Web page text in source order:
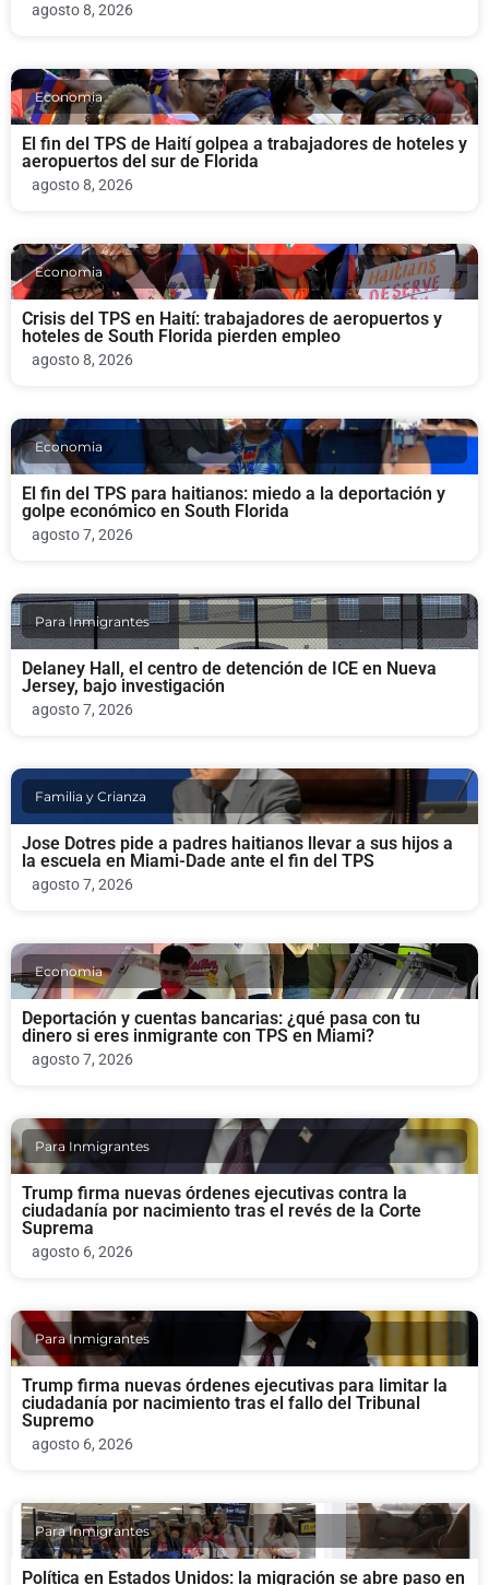
agosto 8, 2026
Economia
El fin del TPS de Haití golpea a trabajadores de hoteles y
aeropuertos del sur de Florida
agosto 8, 2026
Economia
Crisis del TPS en Haití: trabajadores de aeropuertos y
hoteles de South Florida pierden empleo
agosto 8, 2026
Economia
El fin del TPS para haitianos: miedo a la deportación y
golpe económico en South Florida
agosto 7, 2026
Para Inmigrantes
Delaney Hall, el centro de detención de ICE en Nueva
Jersey, bajo investigación
agosto 7, 2026
Familia y Crianza
Jose Dotres pide a padres haitianos llevar a sus hijos a
la escuela en Miami-Dade ante el fin del TPS
agosto 7, 2026
Economia
Deportación y cuentas bancarias: ¿qué pasa con tu
dinero si eres inmigrante con TPS en Miami?
agosto 7, 2026
Para Inmigrantes
Trump firma nuevas órdenes ejecutivas contra la
ciudadanía por nacimiento tras el revés de la Corte
Suprema
agosto 6, 2026
Para Inmigrantes
Trump firma nuevas órdenes ejecutivas para limitar la
ciudadanía por nacimiento tras el fallo del Tribunal
Supremo
agosto 6, 2026
Para Inmigrantes
Política en Estados Unidos: la migración se abre paso en